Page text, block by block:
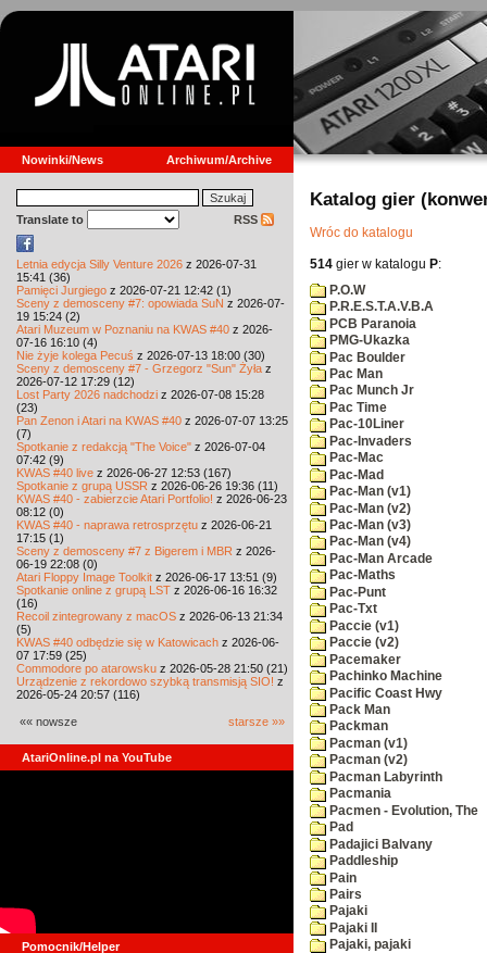
Nowinki/News Archiwum/Archive
Translate to RSS
Letnia edycja Silly Venture 2026 z 2026-07-31
15:41 (36)
Pamięci Jurgiego z 2026-07-21 12:42 (1)
Sceny z demosceny #7: opowiada SuN z 2026-07-
19 15:24 (2)
Atari Muzeum w Poznaniu na KWAS #40 z 2026-
07-16 16:10 (4)
Nie żyje kolega Pecuś z 2026-07-13 18:00 (30)
Sceny z demosceny #7 - Grzegorz "Sun" Żyła z
2026-07-12 17:29 (12)
Lost Party 2026 nadchodzi z 2026-07-08 15:28
(23)
Pan Zenon i Atari na KWAS #40 z 2026-07-07 13:25
(7)
Spotkanie z redakcją "The Voice" z 2026-07-04
07:42 (9)
KWAS #40 live z 2026-06-27 12:53 (167)
Spotkanie z grupą USSR z 2026-06-26 19:36 (11)
KWAS #40 - zabierzcie Atari Portfolio! z 2026-06-23
08:12 (0)
KWAS #40 - naprawa retrosprzętu z 2026-06-21
17:15 (1)
Sceny z demosceny #7 z Bigerem i MBR z 2026-
06-19 22:08 (0)
Atari Floppy Image Toolkit z 2026-06-17 13:51 (9)
Spotkanie online z grupą LST z 2026-06-16 16:32
(16)
Recoil zintegrowany z macOS z 2026-06-13 21:34
(5)
KWAS #40 odbędzie się w Katowicach z 2026-06-
07 17:59 (25)
Commodore po atarowsku z 2026-05-28 21:50 (21)
Urządzenie z rekordowo szybką transmisją SIO! z
2026-05-24 20:57 (116)
«« nowsze starsze »»
AtariOnline.pl na YouTube
Pomocnik/Helper
Katalog gier
Wróc do katalogu
514 gier w katalogu P:
P.O.W
P.R.E.S.T.A.V.B.A
PCB Paranoia
PMG-Ukazka
Pac Boulder
Pac Man
Pac Munch Jr
Pac Time
Pac-10Liner
Pac-Invaders
Pac-Mac
Pac-Mad
Pac-Man (v1)
Pac-Man (v2)
Pac-Man (v3)
Pac-Man (v4)
Pac-Man Arcade
Pac-Maths
Pac-Punt
Pac-Txt
Paccie (v1)
Paccie (v2)
Pacemaker
Pachinko Machine
Pacific Coast Hwy
Pack Man
Packman
Pacman (v1)
Pacman (v2)
Pacman Labyrinth
Pacmania
Pacmen - Evolution, The
Pad
Padajici Balvany
Paddleship
Pain
Pairs
Pajaki
Pajaki II
Pajaki, pajaki